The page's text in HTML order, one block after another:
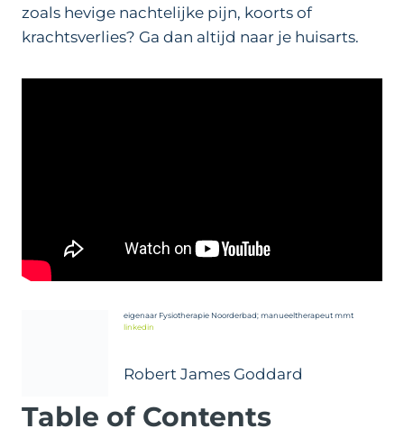
zoals hevige nachtelijke pijn, koorts of
krachtsverlies? Ga dan altijd naar je huisarts.
eigenaar Fysiotherapie Noorderbad; manueeltherapeut mmt
linkedin
Robert James Goddard
Table of Contents